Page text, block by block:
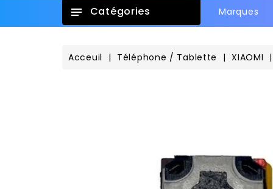
Catégories Marques
Acceuil Téléphone / Tablette XIAOMI